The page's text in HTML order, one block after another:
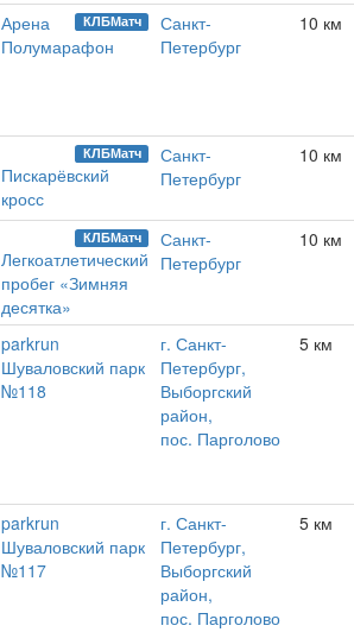
КЛБМатч
Арена
Полумарафон
Санкт-
Петербург
10 км
КЛБМатч
Пискарёвский
кросс
Санкт-
Петербург
10 км
КЛБМатч
Легкоатлетический
пробег «Зимняя
десятка»
Санкт-
Петербург
10 км
parkrun
Шуваловский парк
№118
г. Санкт-
Петербург,
Выборгский
район,
пос. Парголово
5 км
parkrun
Шуваловский парк
№117
г. Санкт-
Петербург,
Выборгский
район,
пос. Парголово
5 км